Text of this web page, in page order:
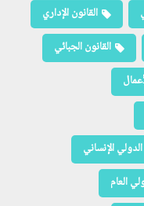
القانون الإداري
القانون الجبائي
الإنساني
العام